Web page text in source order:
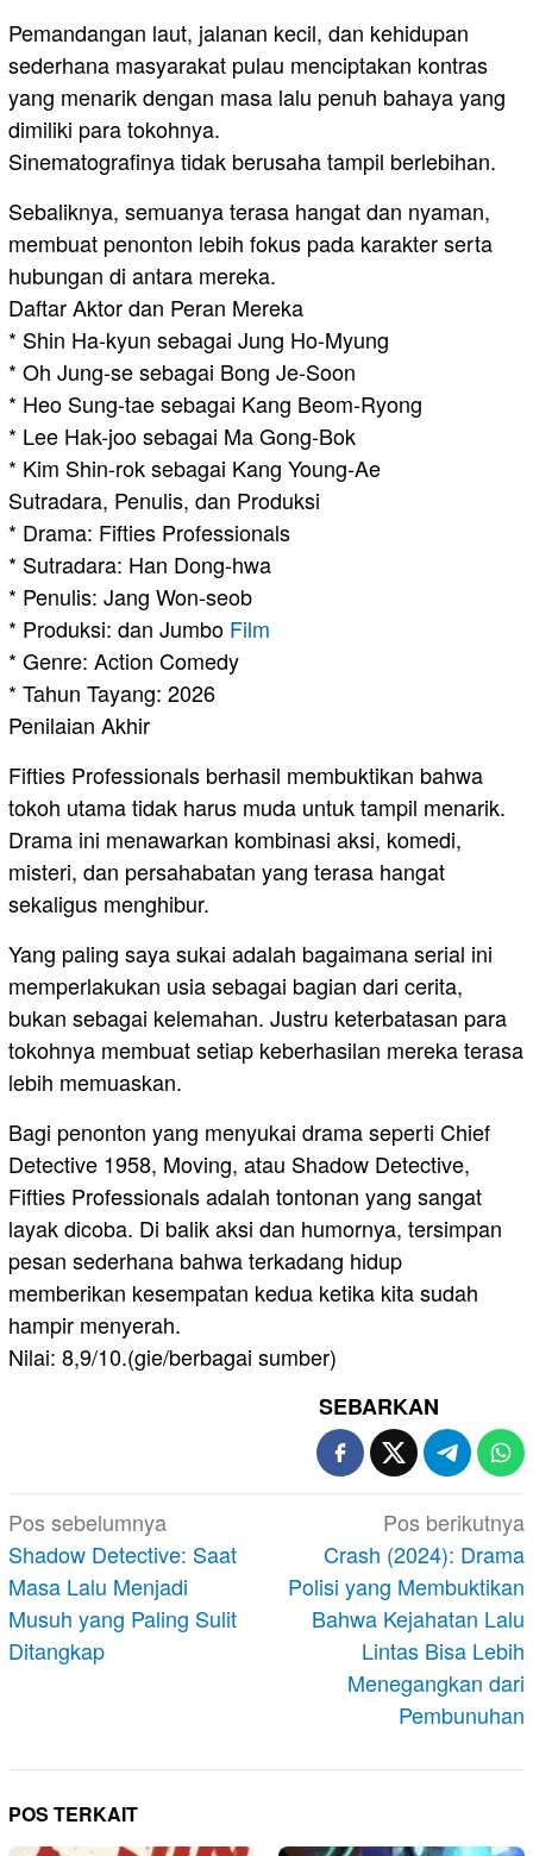
Pemandangan laut, jalanan kecil, dan kehidupan
sederhana masyarakat pulau menciptakan kontras
yang menarik dengan masa lalu penuh bahaya yang
dimiliki para tokohnya.
Sinematografinya tidak berusaha tampil berlebihan.
Sebaliknya, semuanya terasa hangat dan nyaman,
membuat penonton lebih fokus pada karakter serta
hubungan di antara mereka.
Daftar Aktor dan Peran Mereka
* Shin Ha-kyun sebagai Jung Ho-Myung
* Oh Jung-se sebagai Bong Je-Soon
* Heo Sung-tae sebagai Kang Beom-Ryong
* Lee Hak-joo sebagai Ma Gong-Bok
* Kim Shin-rok sebagai Kang Young-Ae
Sutradara, Penulis, dan Produksi
* Drama: Fifties Professionals
* Sutradara: Han Dong-hwa
* Penulis: Jang Won-seob
* Produksi: dan Jumbo Film
* Genre: Action Comedy
* Tahun Tayang: 2026
Penilaian Akhir
Fifties Professionals berhasil membuktikan bahwa
tokoh utama tidak harus muda untuk tampil menarik.
Drama ini menawarkan kombinasi aksi, komedi,
misteri, dan persahabatan yang terasa hangat
sekaligus menghibur.
Yang paling saya sukai adalah bagaimana serial ini
memperlakukan usia sebagai bagian dari cerita,
bukan sebagai kelemahan. Justru keterbatasan para
tokohnya membuat setiap keberhasilan mereka terasa
lebih memuaskan.
Bagi penonton yang menyukai drama seperti Chief
Detective 1958, Moving, atau Shadow Detective,
Fifties Professionals adalah tontonan yang sangat
layak dicoba. Di balik aksi dan humornya, tersimpan
pesan sederhana bahwa terkadang hidup
memberikan kesempatan kedua ketika kita sudah
hampir menyerah.
Nilai: 8,9/10.(gie/berbagai sumber)
SEBARKAN
Navigasi
pos
Pos sebelumnya
Shadow Detective: Saat
Masa Lalu Menjadi
Musuh yang Paling Sulit
Ditangkap
Pos berikutnya
Crash (2024): Drama
Polisi yang Membuktikan
Bahwa Kejahatan Lalu
Lintas Bisa Lebih
Menegangkan dari
Pembunuhan
POS TERKAIT